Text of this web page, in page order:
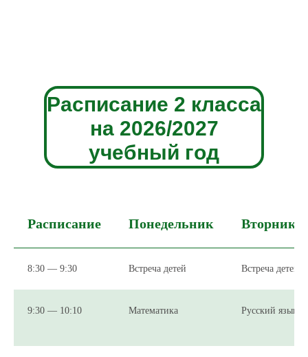
Расписание 2 класса
на 2026/2027
учебный год
Расписание Понедельник Вторник
8:30 — 9:30 Встреча детей Встреча детей
9:30 — 10:10 Математика Русский язык